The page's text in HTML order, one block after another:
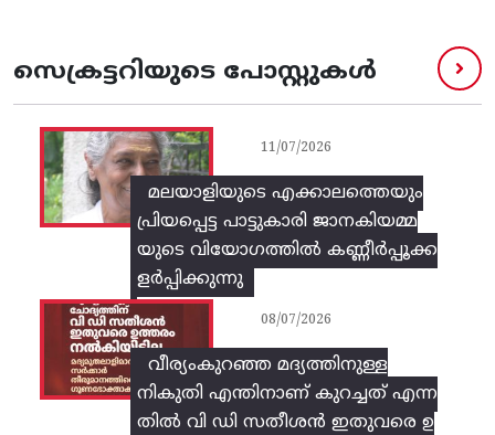
സെക്രട്ടറിയുടെ പോസ്റ്റുകൾ
മലയാളിയുടെ എക്കാലത്തെയും
പ്രിയപ്പെട്ട പാട്ടുകാരി ജാനകിയമ്മ
യുടെ വിയോഗത്തിൽ കണ്ണീർപ്പൂക്ക
ളർപ്പിക്കുന്നു
11/07/2026
വീര്യംകുറഞ്ഞ മദ്യത്തിനുള്ള
നികുതി എന്തിനാണ് കുറച്ചത് എന്ന
തിൽ വി ഡി സതീശൻ ഇതുവരെ ഉ
08/07/2026